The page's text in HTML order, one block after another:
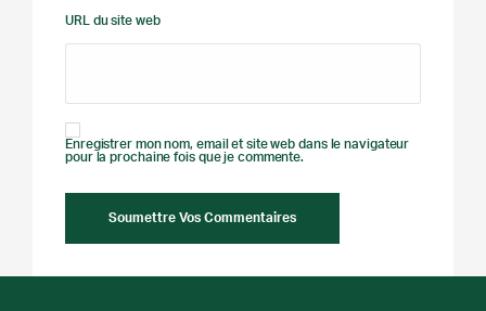
URL du site web
Enregistrer mon nom, email et site web dans le navigateur
pour la prochaine fois que je commente.